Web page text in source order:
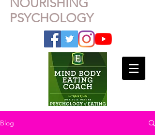
NOURISHING
PSYCHOLOGY
Blog